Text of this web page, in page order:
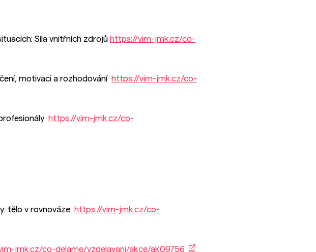
Síla vnitřních zdrojů https://vim-jmk.cz/co-
motivaci a rozhodování https://vim-jmk.cz/co-
https://vim-jmk.cz/co-
tělo v rovnováze https://vim-jmk.cz/co-
jmk.cz/co-delame/vzdelavani/akce/ak09756